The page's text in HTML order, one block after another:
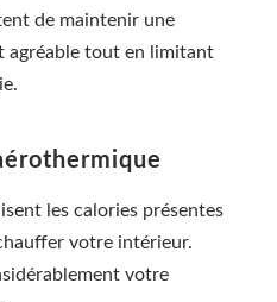
de maintenir une
agréable tout en limitant
les calories présentes
votre intérieur.
votre